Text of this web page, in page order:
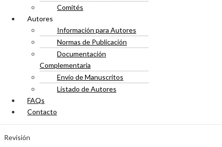
Comités
Autores
Información para Autores
Normas de Publicación
Documentación
Complementaria
Envío de Manuscritos
Listado de Autores
FAQs
Contacto
Revisión